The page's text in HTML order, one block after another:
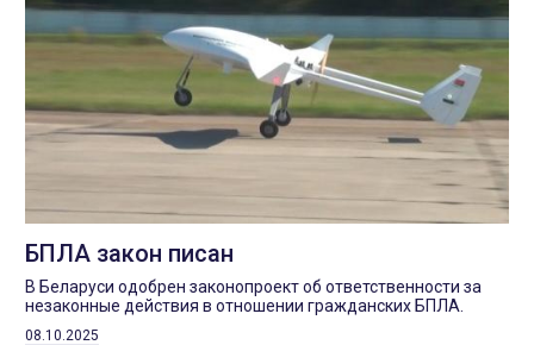
БПЛА закон писан
В Беларуси одобрен законопроект об ответственности за
незаконные действия в отношении гражданских БПЛА.
08.10.2025